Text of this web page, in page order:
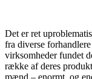
Det er ret
fra diverse
virksomheder fundet
række af deres